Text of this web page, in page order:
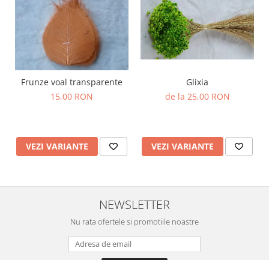
Frunze voal transparente
15,00 RON
VEZI VARIANTE
Glixia
de la 25,00 RON
VEZI VARIANTE
NEWSLETTER
Nu rata ofertele si promotiile noastre